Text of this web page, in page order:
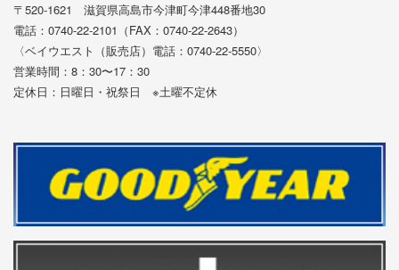
〒520-1621 滋賀県高島市今津町今津448番地30
電話：0740-22-2101（FAX：0740-22-2643）
〈ベイウエスト（販売店）電話：0740-22-5550〉
営業時間：8：30〜17：30
定休日：日曜日・祝祭日 ※土曜不定休